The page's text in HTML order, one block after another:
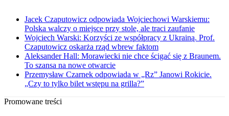
Jacek Czaputowicz odpowiada Wojciechowi Warskiemu:
Polska walczy o miejsce przy stole, ale traci zaufanie
Wojciech Warski: Korzyści ze współpracy z Ukrainą. Prof.
Czaputowicz oskarża rząd wbrew faktom
Aleksander Hall: Morawiecki nie chce ścigać się z Braunem.
To szansa na nowe otwarcie
Przemysław Czarnek odpowiada w „Rz” Janowi Rokicie.
„Czy to tylko bilet wstępu na grilla?”
Promowane treści